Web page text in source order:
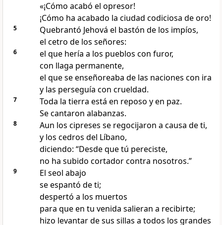
«¡Cómo acabó el opresor!
¡Cómo ha acabado la ciudad codiciosa de oro!
5
Quebrantó Jehová el bastón de los impíos,
el cetro de los señores:
6
el que hería a los pueblos con furor,
con llaga permanente,
el que se enseñoreaba de las naciones con ira
y las perseguía con crueldad.
7
Toda la tierra está en reposo y en paz.
Se cantaron alabanzas.
8
Aun los cipreses se regocijaron a causa de ti,
y los cedros del Líbano,
diciendo: “Desde que tú pereciste,
no ha subido cortador contra nosotros.”
9
El seol abajo
se espantó de ti;
despertó a los muertos
para que en tu venida salieran a recibirte;
hizo levantar de sus sillas a todos los grandes